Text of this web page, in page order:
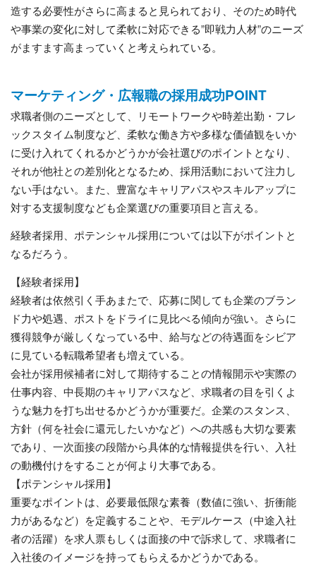
造する必要性がさらに高まると見られており、そのため時代
や事業の変化に対して柔軟に対応できる”即戦力人材”のニーズ
がますます高まっていくと考えられている。
マーケティング・広報職の採用成功POINT
求職者側のニーズとして、リモートワークや時差出勤・フレ
ックスタイム制度など、柔軟な働き方や多様な価値観をいか
に受け入れてくれるかどうかが会社選びのポイントとなり、
それが他社との差別化となるため、採用活動において注力し
ない手はない。また、豊富なキャリアパスやスキルアップに
対する支援制度なども企業選びの重要項目と言える。
経験者採用、ポテンシャル採用については以下がポイントと
なるだろう。
【経験者採用】
経験者は依然引く手あまたで、応募に関しても企業のブラン
ド力や処遇、ポストをドライに見比べる傾向が強い。さらに
獲得競争が厳しくなっている中、給与などの待遇面をシビア
に見ている転職希望者も増えている。
会社が採用候補者に対して期待することの情報開示や実際の
仕事内容、中長期のキャリアパスなど、求職者の目を引くよ
うな魅力を打ち出せるかどうかが重要だ。企業のスタンス、
方針（何を社会に還元したいかなど）への共感も大切な要素
であり、一次面接の段階から具体的な情報提供を行い、入社
の動機付けをすることが何より大事である。
【ポテンシャル採用】
重要なポイントは、必要最低限な素養（数値に強い、折衝能
力があるなど）を定義することや、モデルケース（中途入社
者の活躍）を求人票もしくは面接の中で訴求して、求職者に
入社後のイメージを持ってもらえるかどうかである。